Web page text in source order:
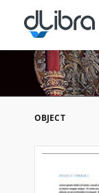
OBJECT